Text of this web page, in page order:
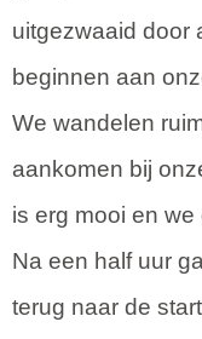
uitgezwaaid door
beginnen aan
We wandelen
aankomen bij
is erg mooi en
Na een half uur
terug naar de